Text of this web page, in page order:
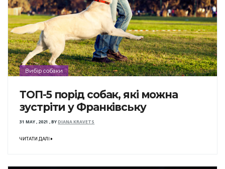
Вибір собаки
ТОП-5 порід собак, які можна
зустріти у Франківську
31 MAY , 2021 ,BYDIANA KRAVETS
ЧИТАТИ ДАЛІ